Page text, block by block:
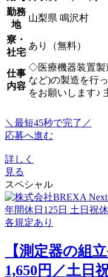
勤務
地
山梨県 鳴沢村
寮・
社宅
あり（無料）
仕事
内容
◇医療機器装置製
など)の製造を行
をお願いします♪
＼最短45秒で完了／
応募へ進む
詳しく
見る
スペシャル
【測定器の組
1,650円／土日